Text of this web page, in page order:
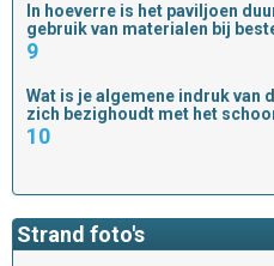
In hoeverre is het paviljoen
gebruik van materialen bij
9
Wat is je algemene indruk van
zich bezighoudt met het
10
Strand foto's